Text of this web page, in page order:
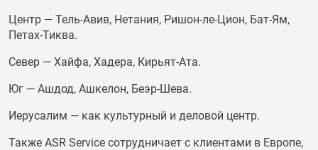
Центр — Тель-Авив, Нетания, Ришон-ле-Цион, Бат-Ям,
Петах-Тиква.
Север — Хайфа, Хадера, Кирьят-Ата.
Юг — Ашдод, Ашкелон, Беэр-Шева.
Иерусалим — как культурный и деловой центр.
Также ASR Service сотрудничает с клиентами в Европе,